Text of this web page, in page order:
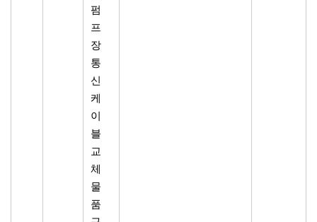
펌
프
장
통
신
케
이
블
교
체
물
품